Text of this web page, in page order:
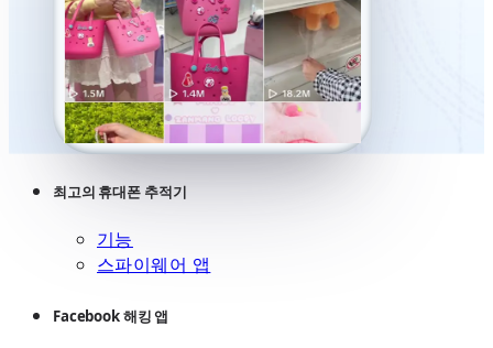
최고의 휴대폰 추적기
기능
스파이웨어 앱
Facebook 해킹 앱